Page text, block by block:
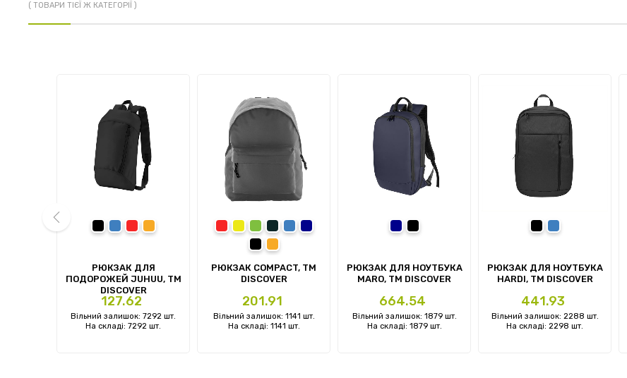
( ТОВАРИ ТІЄЇ Ж КАТЕГОРІЇ )
РЮКЗАК ДЛЯ
ПОДОРОЖЕЙ JUHUU, ТМ
DISCOVER
Ціна
127.62
Вільний залишок: 7292 шт.
На складі: 7292 шт.
РЮКЗАК COMPACT, TM
DISCOVER
Ціна
201.91
Вільний залишок: 1141 шт.
На складі: 1141 шт.
РЮКЗАК ДЛЯ НОУТБУКА
MARO, ТМ DISCOVER
Ціна
664.54
Вільний залишок: 1879 шт.
На складі: 1879 шт.
РЮКЗАК ДЛЯ НОУТБУКА
HARDI, TM DISCOVER
Ціна
441.93
Вільний залишок: 2288 шт.
На складі: 2298 шт.